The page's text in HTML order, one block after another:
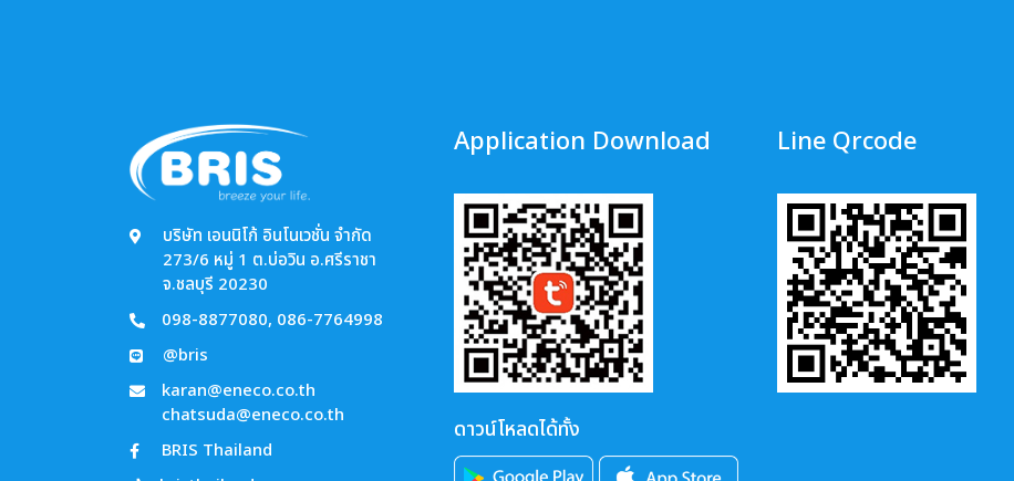
บริษัท เอนนิโก้ อินโนเวชั่น จำกัด
273/6 หมู่ 1 ต.บ่อวิน อ.ศรีราชา
จ.ชลบุรี 20230
098-8877080, 086-7764998
@bris
karan@eneco.co.th
chatsuda@eneco.co.th
BRIS Thailand
Application Download
ดาวน์โหลดได้ทั้ง
Line Qrcode